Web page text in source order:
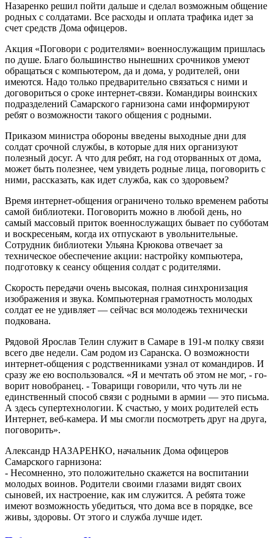
Назаренко решил пойти дальше и сделал возможным общение
родных с солдатами. Все расходы и оплата трафика идет за
счет средств Дома офицеров.
Акция «Поговори с родителями» военнослужащим пришлась
по душе. Благо большинство нынешних срочников умеют
обращать­ся с компьютером, да и дома, у родителей, они
имеются. Надо только предварительно связаться с ними и
договориться о сроке интернет-связи. Командиры воинских
подразделений Самарского гарнизона сами информируют
ребят о возможности такого общения с родными.
Приказом министра обо­роны введены выходные дни для
солдат срочной службы, в которые для них организу­ют
полезный досуг. А что для ребят, на год оторванных от дома,
может быть полезнее, чем увидеть родные лица, по­говорить с
ними, рассказать, как идет служба, как со здо­ровьем?
Время интернет-общения ограничено только временем работы
самой библиотеки. Поговорить можно в любой день, но
самый массовый приток военнослужащих бы­вает по субботам
и воскресе­ньям, когда их отпускают в увольнительные.
Сотрудник библиотеки Ульяна Крюкова отвечает за
техническое обеспечение акции: настройку компью­тера,
подготовку к сеансу общения солдат с родителя­ми.
Скорость передачи очень высокая, полная синхрони­зация
изображения и звука. Компьютерная грамотность молодых
солдат ее не удив­ляет — сейчас вся молодежь технически
подкована.
Рядовой Ярослав Телин служит в Самаре в 191-м полку связи
всего две неде­ли. Сам родом из Саранска. О возможности
интернет-общения с родственниками узнал от командиров. И
сра­зу же ею воспользовался. «Я и мечтать об этом не мог, - го­
ворит новобранец. - Товари­щи говорили, что чуть ли не
единственный способ связи с родными в армии — это пись­ма.
А здесь супертехнологии. К счастью, у моих родителей есть
Интернет, веб-камера. И мы смогли посмотреть друг на друга,
поговорить».
Александр НАЗАРЕНКО, начальник Дома офицеров
Самарского гарнизона:
- Несомненно, это положительно скажется на воспитании
молодых вои­нов. Родители своими глазами видят своих
сыновей, их настроение, как им служится. А ребята тоже
имеют воз­можность убедиться, что дома все в порядке, все
живы, здоровы. От этого и служба лучше идет.